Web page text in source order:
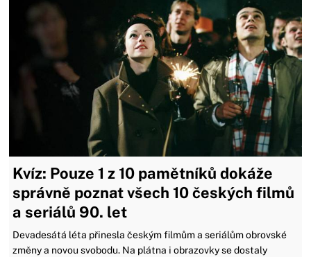
Kvíz: Pouze 1 z 10 pamětníků dokáže
správně poznat všech 10 českých filmů
a seriálů 90. let
Devadesátá léta přinesla českým filmům a seriálům obrovské
změny a novou svobodu. Na plátna i obrazovky se dostaly